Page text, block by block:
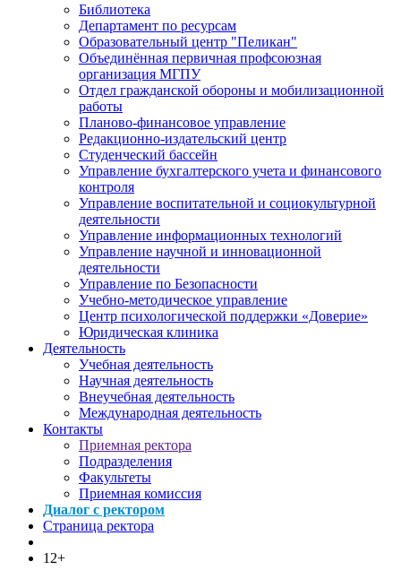
Библиотека
Департамент по ресурсам
Образовательный центр "Пеликан"
Объединённая первичная профсоюзная
организация МГПУ
Отдел гражданской обороны и мобилизационной
работы
Планово-финансовое управление
Редакционно-издательский центр
Студенческий бассейн
Управление бухгалтерского учета и финансового
контроля
Управление воспитательной и социокультурной
деятельности
Управление информационных технологий
Управление научной и инновационной
деятельности
Управление по Безопасности
Учебно-методическое управление
Центр психологической поддержки «Доверие»
Юридическая клиника
Деятельность
Учебная деятельность
Научная деятельность
Внеучебная деятельность
Международная деятельность
Контакты
Приемная ректора
Подразделения
Факультеты
Приемная комиссия
Диалог с ректором
Страница ректора
12+